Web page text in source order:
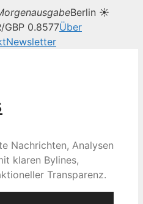
Berlin ☀
GBP 0.8577Über
Newsletter
Nachrichten, Analysen
klaren Bylines,
Transparenz.